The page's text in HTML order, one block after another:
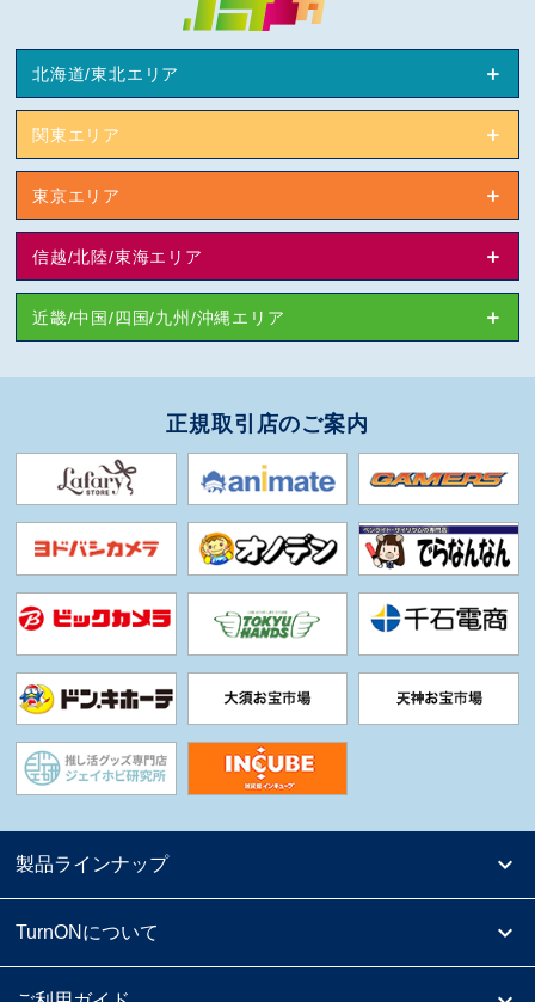
北海道/東北エリア
関東エリア
東京エリア
信越/北陸/東海エリア
近畿/中国/四国/九州/沖縄エリア
正規取引店のご案内
製品ラインナップ
TurnONについて